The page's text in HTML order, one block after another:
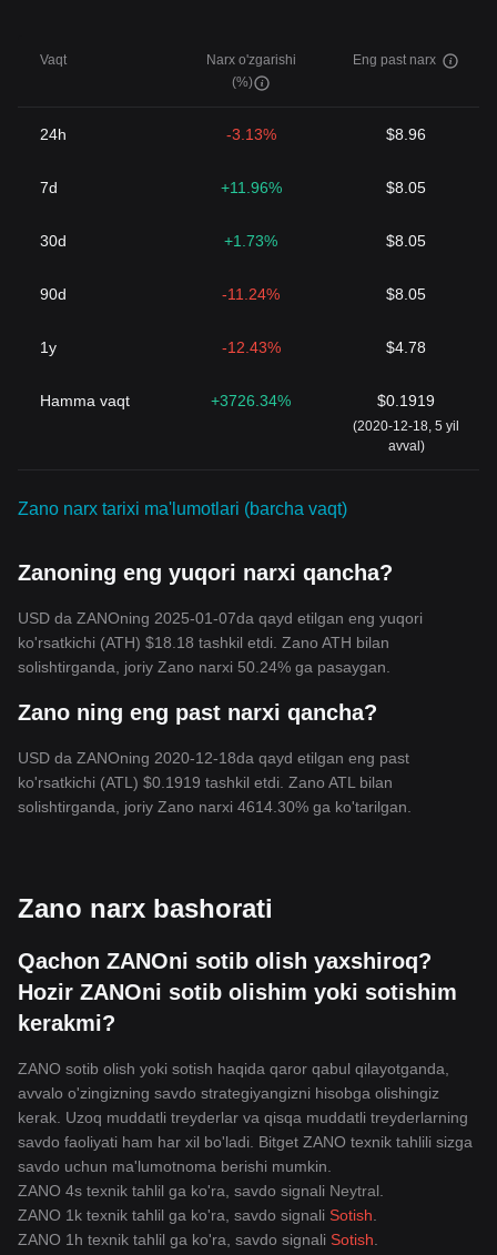
Vaqt
Narx o'zgarishi
(%)
Eng past narx
24h -3.13% $8.96
7d +11.96% $8.05
30d +1.73% $8.05
90d -11.24% $8.05
1y -12.43% $4.78
Hamma vaqt +3726.34% $0.1919
(2020-12-18, 5 yil
avval)
Zano narx tarixi ma'lumotlari (barcha vaqt)
Zanoning eng yuqori narxi qancha?
USD da ZANOning 2025-01-07da qayd etilgan eng yuqori
ko'rsatkichi (ATH) $18.18 tashkil etdi. Zano ATH bilan
solishtirganda, joriy Zano narxi 50.24% ga pasaygan.
Zano ning eng past narxi qancha?
USD da ZANOning 2020-12-18da qayd etilgan eng past
ko'rsatkichi (ATL) $0.1919 tashkil etdi. Zano ATL bilan
solishtirganda, joriy Zano narxi 4614.30% ga ko'tarilgan.
Zano narx bashorati
Qachon ZANOni sotib olish yaxshiroq?
Hozir ZANOni sotib olishim yoki sotishim
kerakmi?
ZANO sotib olish yoki sotish haqida qaror qabul qilayotganda,
avvalo o'zingizning savdo strategiyangizni hisobga olishingiz
kerak. Uzoq muddatli treyderlar va qisqa muddatli treyderlarning
savdo faoliyati ham har xil bo'ladi. Bitget ZANO texnik tahlili sizga
savdo uchun ma'lumotnoma berishi mumkin.
ZANO 4s texnik tahlil ga ko'ra, savdo signali Neytral
ZANO 1k texnik tahlil ga ko'ra, savdo signali Sotish
ZANO 1h texnik tahlil ga ko'ra, savdo signali Sotish